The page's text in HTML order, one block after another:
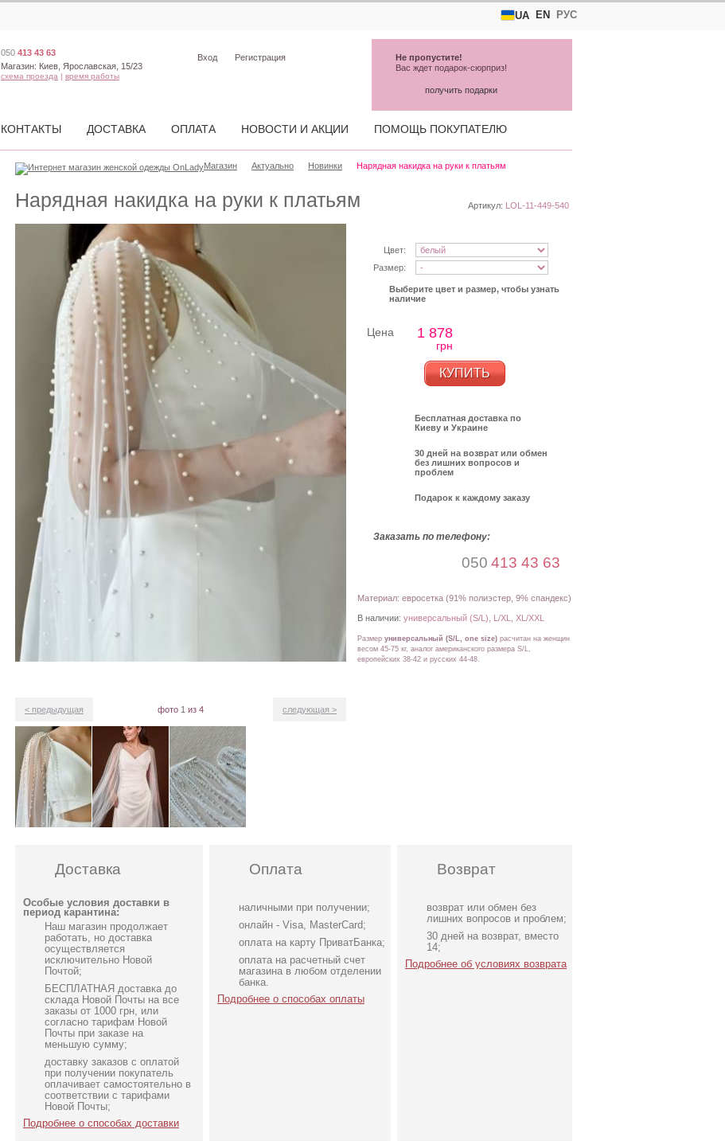
UA EN РУС
Нарядная накидка на руки к платьям Артикул: LOL-11-449-540
Цвет:
Размер:
Выберите цвет и размер, чтобы узнать
наличие
Цена 1 878
грн
КУПИТЬ
Бесплатная доставка по
Киеву и Украине
30 дней на возврат или обмен
без лишних вопросов и
проблем
Подарок к каждому заказу
Заказать по телефону:
050 413 43 63
Материал: евросетка (91% полиэстер, 9% спандекс)
В наличии: универсальный (S/L), L/XL, XL/XXL
Размер универсальный (S/L, one size) расчитан на женщин
весом 45-75 кг, аналог американского размера S/L,
европейских 38-42 и русских 44-48.
< предыдущая фото 1 из 4 следующая >
Доставка
Особые условия доставки в
период карантина:
Наш магазин продолжает
работать, но доставка
осуществляется
исключительно Новой
Почтой;
БЕСПЛАТНАЯ доставка до
склада Новой Почты на все
заказы от 1000 грн, или
согласно тарифам Новой
Почты при заказе на
меньшую сумму;
доставку заказов с оплатой
при получении покупатель
оплачивает самостоятельно в
соответствии с тарифами
Новой Почты;
Подробнее о способах доставки
Оплата
наличными при получении;
онлайн - Visa, MasterCard;
оплата на карту ПриватБанка;
оплата на расчетный счет
магазина в любом отделении
банка.
Подробнее о способах оплаты
Возврат
возврат или обмен без
лишних вопросов и проблем;
30 дней на возврат, вместо
14;
Подробнее об условиях возврата
Слитный женский
купальник для фотосессии
Магазин Актуально Новинки Нарядная накидка на руки к платьям
050 413 43 63
Магазин: Киев, Ярославская, 15/23
схема проезда | время работы
Вход Регистрация
КОНТАКТЫ ДОСТАВКА ОПЛАТА НОВОСТИ И АКЦИИ ПОМОЩЬ ПОКУПАТЕЛЮ
Не пропустите!
Вас ждет подарок-сюрприз!
получить подарки